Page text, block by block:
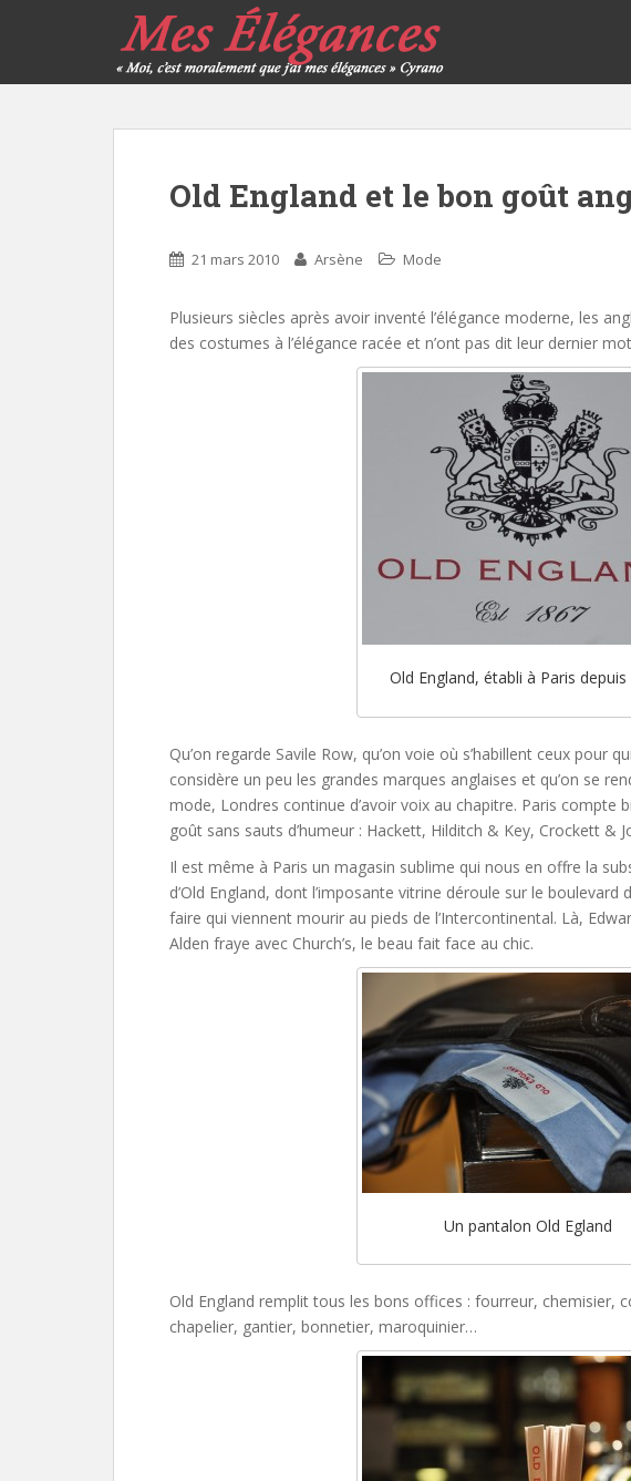
Old England et le bon goût
21 mars 2010 Arsène Mode
Plusieurs siècles après avoir inventé l’élégance moderne, les
des costumes à l’élégance racée et n’ont pas dit leur dernier
Old England, établi à Paris
Qu’on regarde Savile Row, qu’on voie où s’habillent ceux pour
considère un peu les grandes marques anglaises et qu’on se
mode, Londres continue d’avoir voix au chapitre. Paris compte
goût sans sauts d’humeur : Hackett, Hilditch & Key, Crockett &
Il est même à Paris un magasin sublime qui nous en offre la
d’Old England, dont l’imposante vitrine déroule sur le
faire qui viennent mourir au pieds de l’Intercontinental. Là,
Alden fraye avec Church’s, le beau fait face au chic.
Un pantalon Old Egland
Old England remplit tous les bons offices : fourreur, chemisier,
chapelier, gantier, bonnetier, maroquinier…